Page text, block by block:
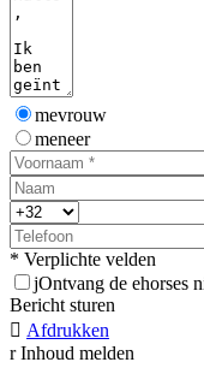
mevrouw
meneer
* Verplichte velden
jOntvang de ehorses
Bericht sturen
 Afdrukken
r Inhoud melden